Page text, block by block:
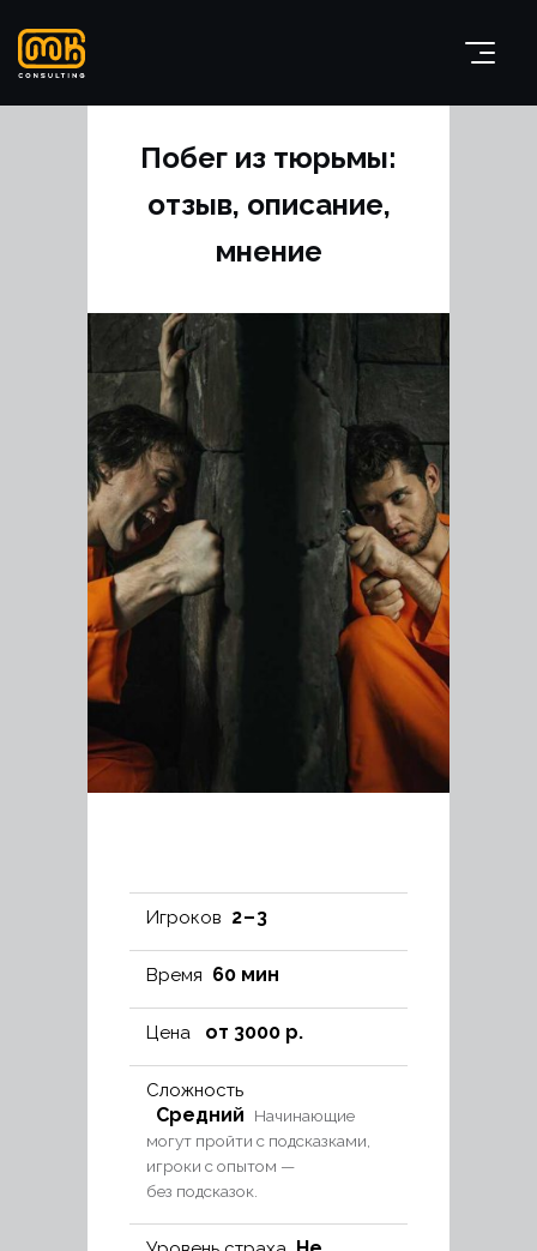
Побег из тюрьмы:
отзыв, описание,
мнение
Игроков 2 – 3
Время 60 мин
Цена от 3000 р.
Сложность
Средний
Начинающие
могут пройти с подсказками,
игроки с опытом —
без подсказок.